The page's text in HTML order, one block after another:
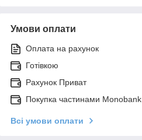
Умови оплати
Оплата на рахунок
Готівкою
Рахунок Приват
Покупка частинами Monobank
Всі умови оплати